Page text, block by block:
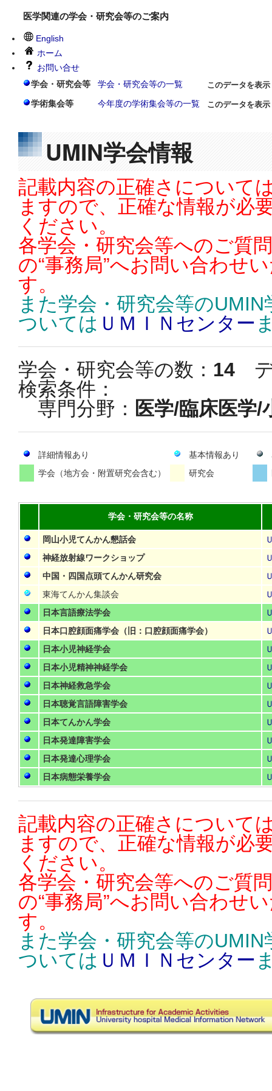
医学関連の学会・研究会等のご案内
English
ホーム
お問い合せ
学会・研究会等
学会・研究会等の一覧 このデータを表示
学術集会等 今年度の学術集会等の一覧 このデータを表示
UMIN学会情報
記載内容の正確さについて
ますので、正確な情報が必
ください。
各学会・研究会等へのご質
の“事務局”へお問い合わせ
す。
また学会・研究会等の
ついては ＵＭＩＮセンター
学会・研究会等の数： 14
検索条件：
専門分野： 医学/臨床医学/
詳細情報あり 基本情報あり
学会（地方会・附置研究会含む）
研究会
学会・研究会等の名称
岡山小児てんかん懇話会
神経放射線ワークショップ
中国・四国点頭てんかん研究会
東海てんかん集談会
日本言語療法学会
日本口腔顔面痛学会（旧：口腔顔面痛学会）
日本小児神経学会
日本小児精神神経学会
日本神経救急学会
日本聴覚言語障害学会
日本てんかん学会
日本発達障害学会
日本発達心理学会
日本病態栄養学会
記載内容の正確さについて
ますので、正確な情報が必
ください。
各学会・研究会等へのご質
の“事務局”へお問い合わせ
す。
また学会・研究会等の
ついては ＵＭＩＮセンター